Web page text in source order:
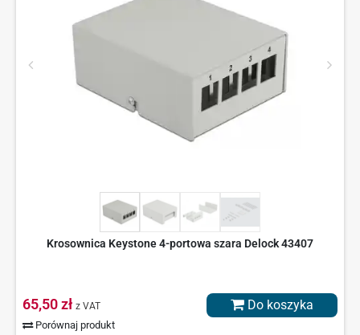
Krosownica Keystone 4-portowa szara Delock 43407
65,50 zł z VAT
Porównaj produkt
Do koszyka